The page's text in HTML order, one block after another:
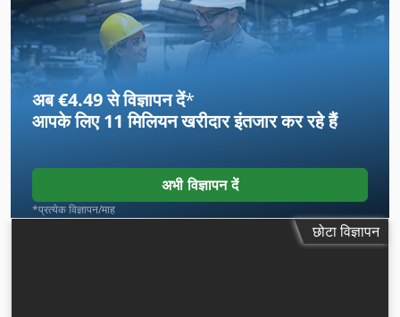
अब €4.49 से विज्ञापन दें*
आपके लिए11 मिलियन खरीदारइंतजार कर रहे हैं
अभी विज्ञापन दें
*प्रत्येक विज्ञापन/माह
छोटा विज्ञापन